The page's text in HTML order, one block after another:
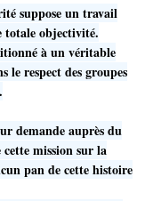
suppose un travail
totale objectivité.
à un véritable
le respect des groupes
demande auprès du
mission sur la
pan de cette histoire